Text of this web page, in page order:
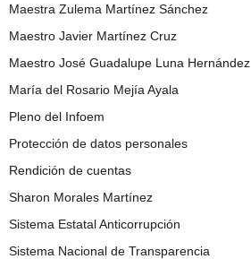
Maestra Zulema Martínez Sánchez
Maestro Javier Martínez Cruz
Maestro José Guadalupe Luna Hernández
María del Rosario Mejía Ayala
Pleno del Infoem
Protección de datos personales
Rendición de cuentas
Sharon Morales Martínez
Sistema Estatal Anticorrupción
Sistema Nacional de Transparencia